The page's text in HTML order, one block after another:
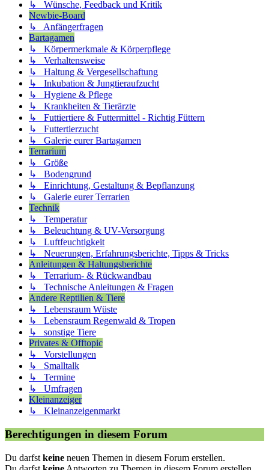
↳ Wünsche, Feedback und Kritik
Newbie-Board
↳ Anfängerfragen
Bartagamen
↳ Körpermerkmale & Körperpflege
↳ Verhaltensweise
↳ Haltung & Vergesellschaftung
↳ Inkubation & Jungtieraufzucht
↳ Hygiene & Pflege
↳ Krankheiten & Tierärzte
↳ Futtiertiere & Futtermittel - Richtig Füttern
↳ Futtertierzucht
↳ Galerie eurer Bartagamen
Terrarium
↳ Größe
↳ Bodengrund
↳ Einrichtung, Gestaltung & Bepflanzung
↳ Galerie eurer Terrarien
Technik
↳ Temperatur
↳ Beleuchtung & UV-Versorgung
↳ Luftfeuchtigkeit
↳ Neuerungen, Erfahrungsberichte, Tipps & Tricks
Anleitungen & Haltungsberichte
↳ Terrarium- & Rückwandbau
↳ Technische Anleitungen & Fragen
Andere Reptilien & Tiere
↳ Lebensraum Wüste
↳ Lebensraum Regenwald & Tropen
↳ sonstige Tiere
Privates & Offtopic
↳ Vorstellungen
↳ Smalltalk
↳ Termine
↳ Umfragen
Kleinanzeiger
↳ Kleinanzeigenmarkt
Berechtigungen in diesem Forum
Du darfst keine neuen Themen in diesem Forum erstellen.